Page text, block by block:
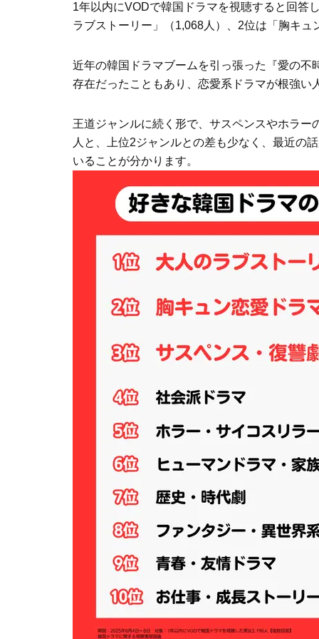
1年以内にVODで韓国ドラマを視聴すると回答
ラブストーリー」（1,068人）、2位は「胸キ
近年の韓国ドラマブームを引っ張った『愛の
存在だったこともあり、恋愛系ドラマが根強い
王道ジャンルに続く形で、サスペンスやホラ
人と、上位2ジャンルとの差も少なく、最近の
いることが分かります。